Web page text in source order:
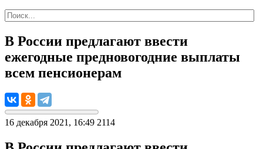
В России предлагают ввести
ежегодные предновогодние выплаты
всем пенсионерам
16 декабря 2021, 16:49 2114